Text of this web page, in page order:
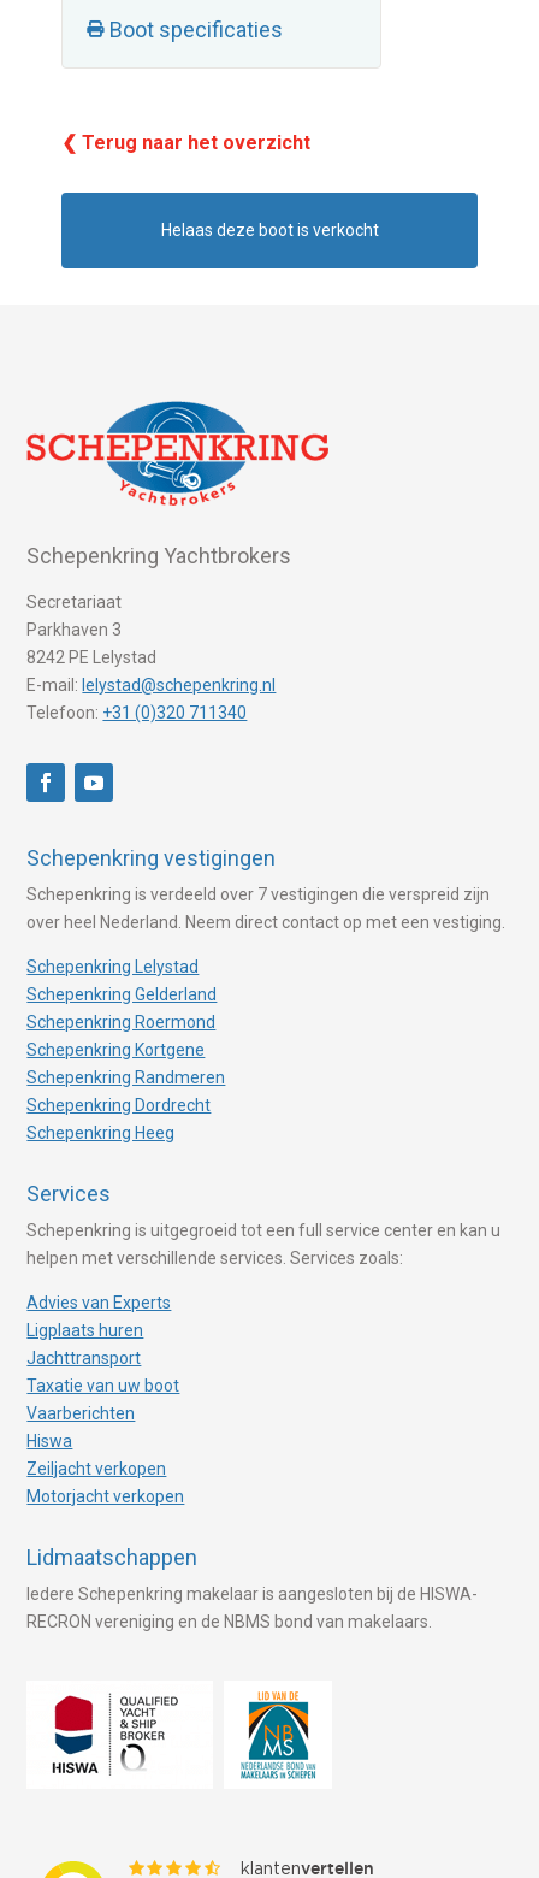
Boot specificaties
❮ Terug naar het overzicht
Helaas deze boot is verkocht
Schepenkring Yachtbrokers
Secretariaat
Parkhaven 3
8242 PE Lelystad
E-mail: lelystad@schepenkring.nl
Telefoon: +31 (0)320 711340
Schepenkring vestigingen
Schepenkring is verdeeld over 7 vestigingen die verspreid zijn
over heel Nederland. Neem direct contact op met een vestiging.
Schepenkring Lelystad
Schepenkring Gelderland
Schepenkring Roermond
Schepenkring Kortgene
Schepenkring Randmeren
Schepenkring Dordrecht
Schepenkring Heeg
Services
Schepenkring is uitgegroeid tot een full service center en kan u
helpen met verschillende services. Services zoals:
Advies van Experts
Ligplaats huren
Jachttransport
Taxatie van uw boot
Vaarberichten
Hiswa
Zeiljacht verkopen
Motorjacht verkopen
Lidmaatschappen
Iedere Schepenkring makelaar is aangesloten bij de HISWA-
RECRON vereniging en de NBMS bond van makelaars.